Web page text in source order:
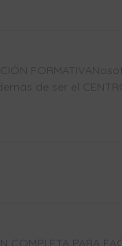
de ser el
COMPLETA PARA